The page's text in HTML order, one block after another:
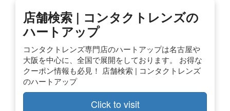
店舗検索 | コンタクトレンズの
ハートアップ
コンタクトレンズ専門店のハートアップは名古屋や
大阪を中心に、全国で展開をしております。 お得な
クーポン情報も必見！ 店舗検索 | コンタクトレンズ
のハートアップ
Click to visit